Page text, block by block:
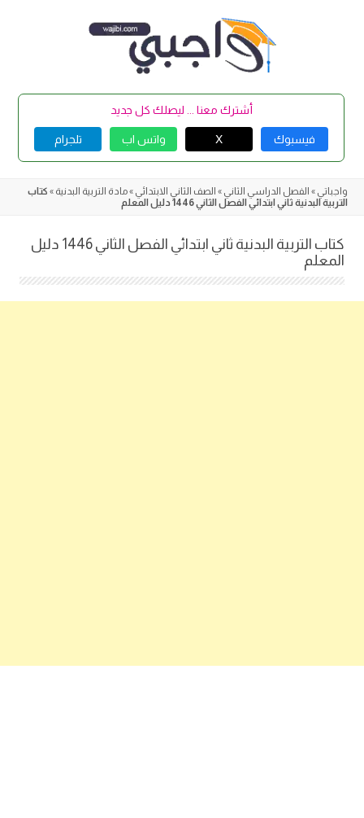
أشترك معنا ... ليصلك كل جديد
فيسبوك X واتس اب تلجرام
واجباتي » الفصل الدراسي الثاني » الصف الثاني الابتدائي »مادة التربية البدنية » كتاب
التربية البدنية ثاني ابتدائي الفصل الثاني 1446 دليل المعلم
كتاب التربية البدنية ثاني ابتدائي الفصل الثاني 1446 دليل
المعلم